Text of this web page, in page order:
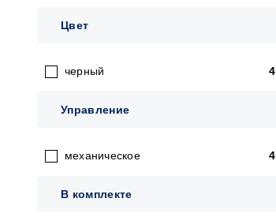
Цвет
черный 4
Управление
механическое 4
В комплекте